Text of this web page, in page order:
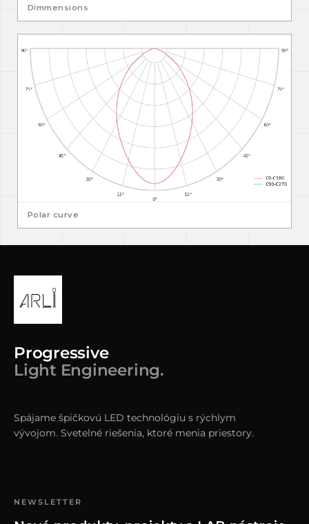
Dimmensions
Polar curve
Progressive
Light Engineering.
Spájame špičkovú LED technológiu s rýchlym
vývojom. Svetelné riešenia, ktoré menia priestory.
NEWSLETTER